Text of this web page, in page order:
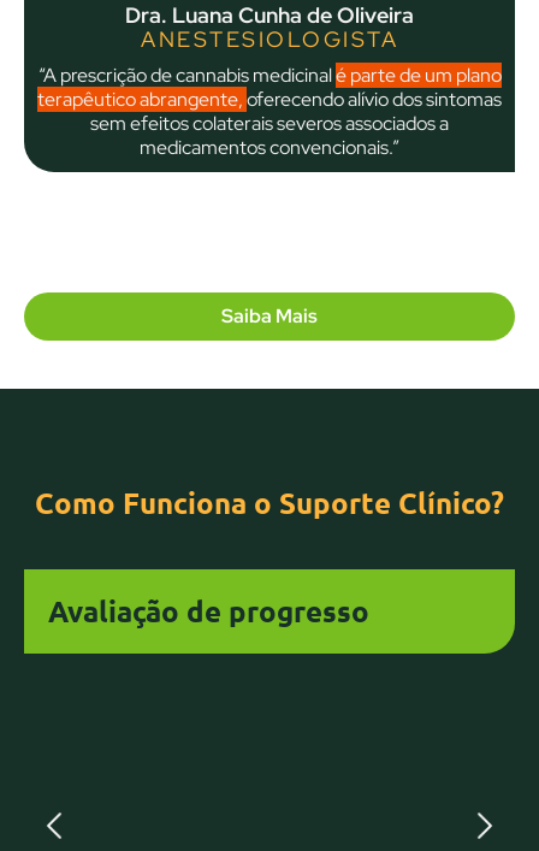
Dra. Luana Cunha de Oliveira
ANESTESIOLOGISTA
“A prescrição de cannabis medicinalé parte de um plano
terapêutico abrangente,oferecendo alívio dos sintomas
sem efeitos colaterais severos associados a
medicamentos convencionais.”
Saiba Mais
Como Funciona o Suporte Clínico?
Avaliação de progresso
Avaliação de progresso
Feedback contínuo para garantir o desenvolvimento.